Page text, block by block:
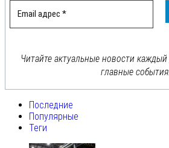
Читайте актуальные новости
главные
Последние
Популярные
Теги